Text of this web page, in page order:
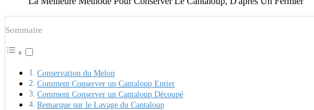
Sommaire
Conservation du Melon
Comment Conserver un Cantaloup Entier
Comment Conserver un Cantaloup Découpé
Remarque sur le Lavage du Cantaloup